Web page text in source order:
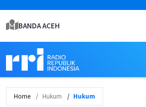
BANDA ACEH
Home Hukum Hukum